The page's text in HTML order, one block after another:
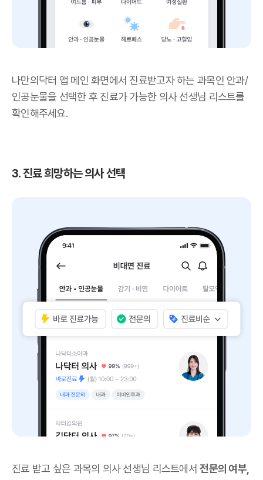
나만의닥터 앱 메인 화면에서 진료받고자 하는 과목인 안과/
인공눈물을 선택한 후 진료가 가능한 의사 선생님 리스트를
확인해주세요.
3. 진료 희망하는 의사 선택
진료 받고 싶은 과목의 의사 선생님 리스트에서전문의 여부,